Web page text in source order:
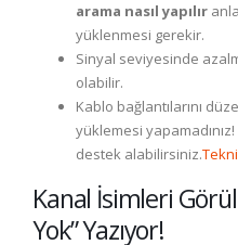
arama nasıl yapılır
yüklenmesi gerekir.
Sinyal seviyesinde
olabilir.
Kablo bağlantılarını
yüklemesi
destek alabilirsiniz.
Kanal İsimleri
Yok” Yazıyor!